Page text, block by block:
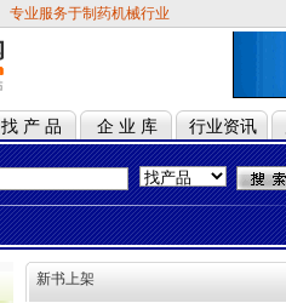
专业服务于制药机械行业
找 产 品 企 业 库 行业资讯
新书上架